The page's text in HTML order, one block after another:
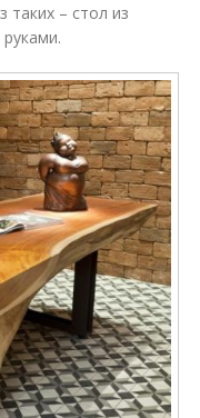
таких – стол из